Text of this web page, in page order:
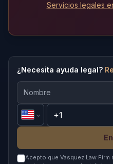
Servicios legales
¿Necesita ayuda legal?
Acepto que Vasquez Law Firm